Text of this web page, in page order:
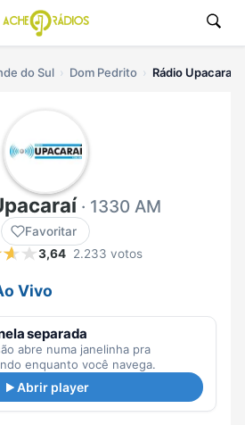
do Sul Dom Pedrito Rádio Upacaraí
· 1330 AM
Favoritar
3,64 2.233 votos
Vivo
separada
abre numa janelinha pra
enquanto você navega.
Abrir player